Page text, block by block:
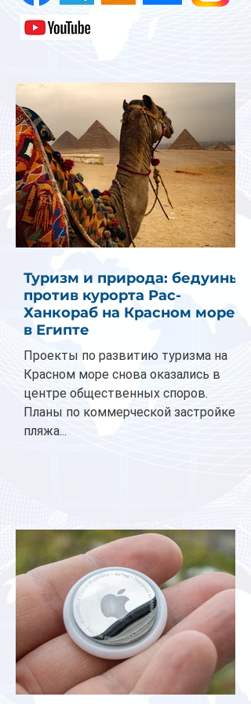
Туризм и природа: бедуины
против курорта Рас-
Ханкораб на Красном море
в Египте
Проекты по развитию туризма на
Красном море снова оказались в
центре общественных споров.
Планы по коммерческой застройке
пляжа...